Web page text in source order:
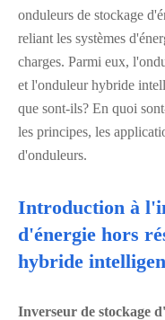
onduleurs de stockage
reliant les systèmes
charges. Parmi eux,
et l'onduleur hybride
que sont-ils? En quoi
les principes, les
d'onduleurs.
Introduction à
d'énergie hors
hybride
Inverseur de stockage